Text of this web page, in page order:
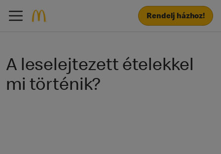
Rendelj házhoz!
A leselejtezett ételekkel
mi történik?